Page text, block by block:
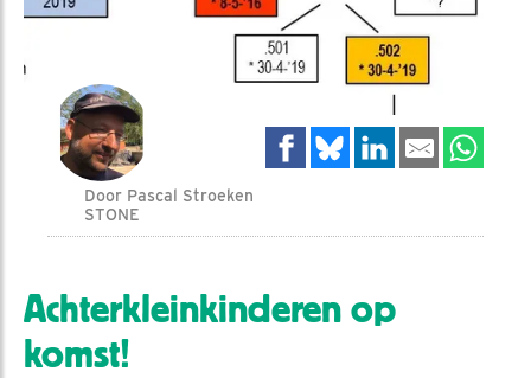
Door Pascal Stroeken
STONE
Achterkleinkinderen op
komst!